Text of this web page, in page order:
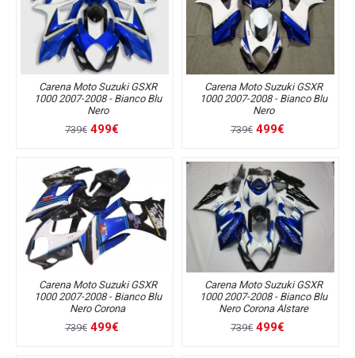
Carena Moto Suzuki GSXR
1000 2007-2008 - Bianco Blu
Nero
739€ 499€
Carena Moto Suzuki GSXR
1000 2007-2008 - Bianco Blu
Nero
739€ 499€
Carena Moto Suzuki GSXR
1000 2007-2008 - Bianco Blu
Nero Corona
739€ 499€
Carena Moto Suzuki GSXR
1000 2007-2008 - Bianco Blu
Nero Corona Alstare
739€ 499€